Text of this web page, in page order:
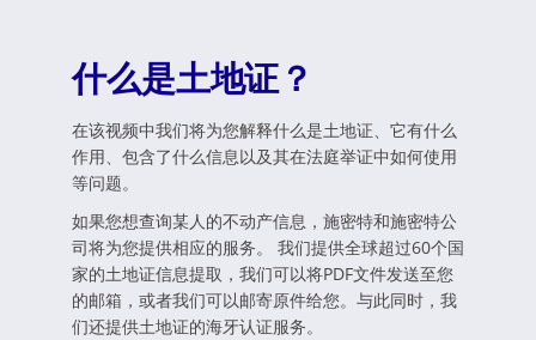
什么是土地证？
在该视频中我们将为您解释什么是土地证、它有什么
作用、包含了什么信息以及其在法庭举证中如何使用
等问题。
如果您想查询某人的不动产信息，施密特和施密特公
司将为您提供相应的服务。 我们提供全球超过60个国
家的土地证信息提取，我们可以将PDF文件发送至您
的邮箱，或者我们可以邮寄原件给您。与此同时，我
们还提供土地证的海牙认证服务。